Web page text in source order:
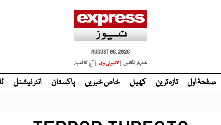
AUGUST 06, 2026
اشتہار لگائیں | لائیو ٹی وی | آج کا اخبار
صفحۂ اول تازہ ترین کھیل خاص خبریں پاکستان انٹر نیشنل